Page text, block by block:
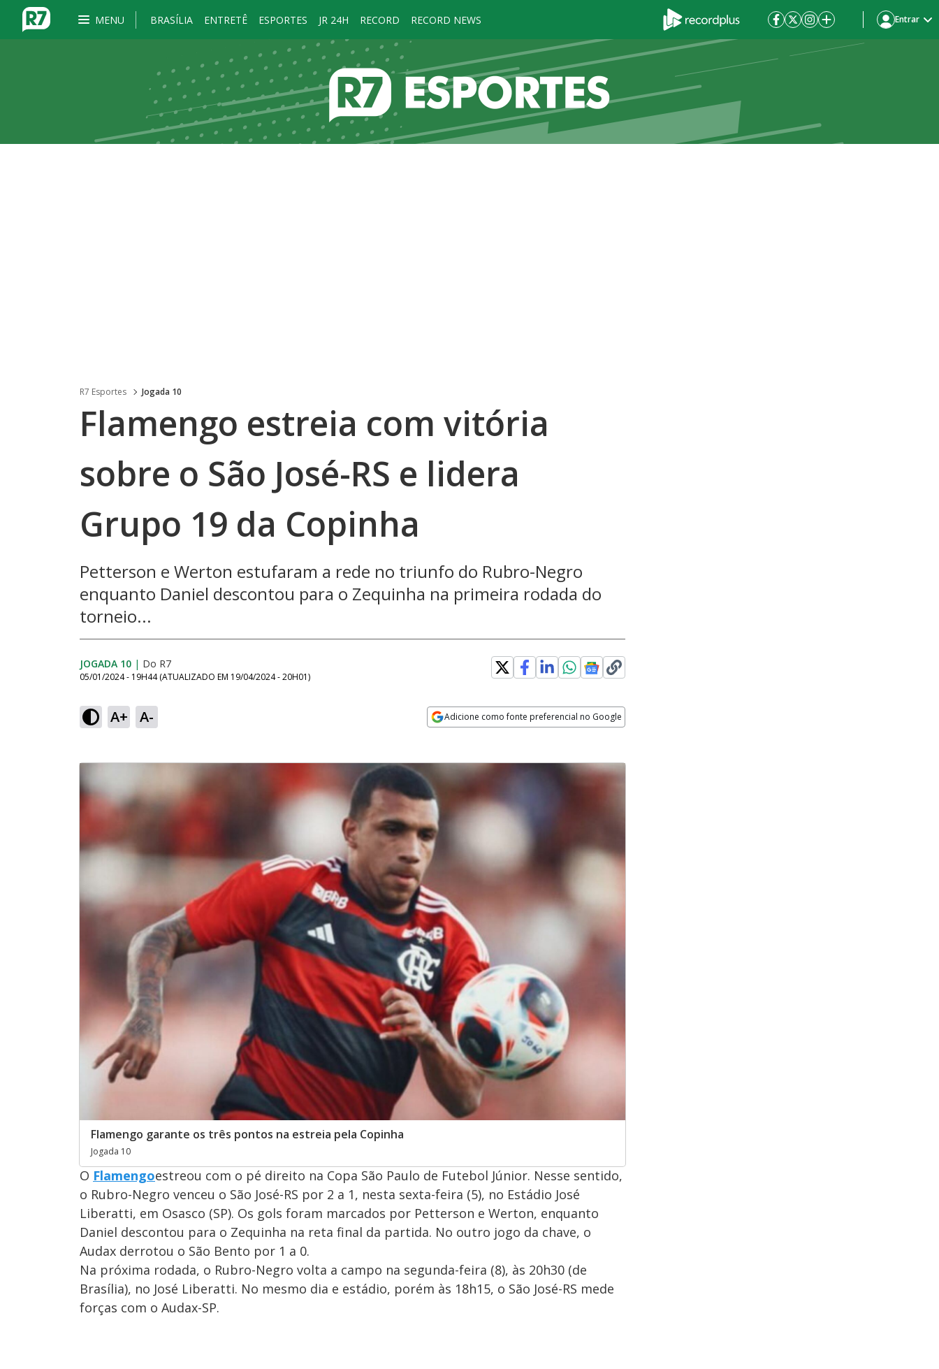
MENU BRASÍLIA ENTRETÊ ESPORTES JR 24H RECORD RECORD NEWS Entrar
R7 Esportes Jogada 10
Flamengo estreia com vitória
sobre o São José-RS e lidera
Grupo 19 da Copinha
Petterson e Werton estufaram a rede no triunfo do Rubro-Negro
enquanto Daniel descontou para o Zequinha na primeira rodada do
torneio...
JOGADA 10 | Do R7
05/01/2024 - 19H44 (ATUALIZADO EM 19/04/2024 - 20H01)
A+ A- Adicione como fonte preferencial no Google
Flamengo garante os três pontos na estreia pela Copinha
Jogada 10
O Flamengoestreou com o pé direito na Copa São Paulo de Futebol Júnior. Nesse sentido,
o Rubro-Negro venceu o São José-RS por 2 a 1, nesta sexta-feira (5), no Estádio José
Liberatti, em Osasco (SP). Os gols foram marcados por Petterson e Werton, enquanto
Daniel descontou para o Zequinha na reta final da partida. No outro jogo da chave, o
Audax derrotou o São Bento por 1 a 0.
Na próxima rodada, o Rubro-Negro volta a campo na segunda-feira (8), às 20h30 (de
Brasília), no José Liberatti. No mesmo dia e estádio, porém às 18h15, o São José-RS mede
forças com o Audax-SP.